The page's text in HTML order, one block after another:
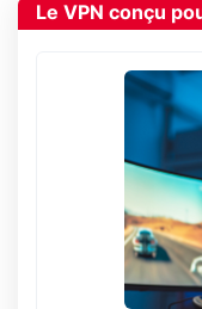
Le VPN conçu